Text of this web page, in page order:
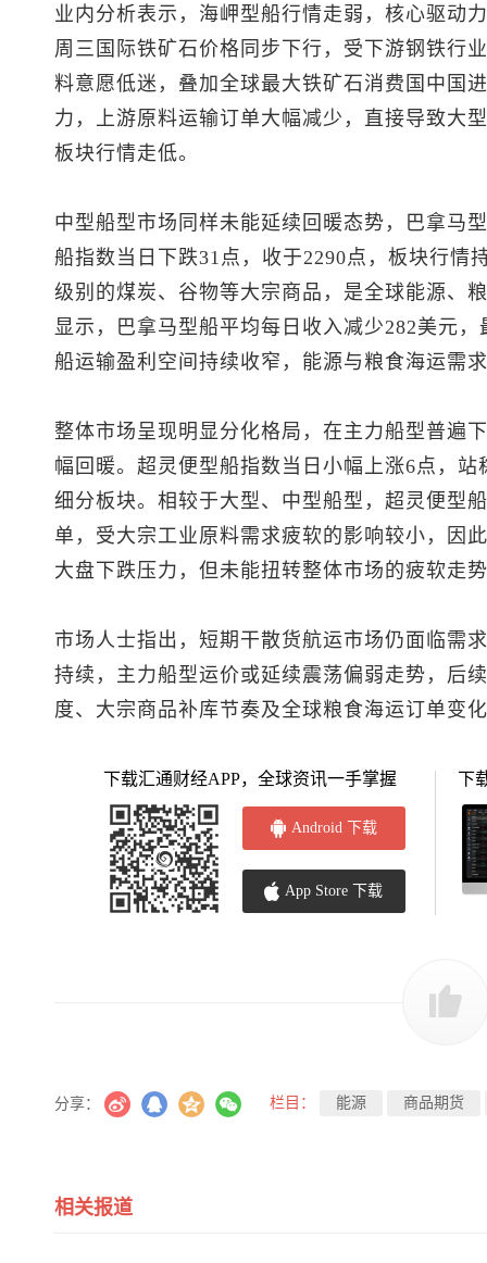
业内分析表示，海岬型船行情走弱，核心驱动
周三国际铁矿石价格同步下行，受下游钢铁行
料意愿低迷，叠加全球最大铁矿石消费国中国
力，上游原料运输订单大幅减少，直接导致大
板块行情走低。
中型船型市场同样未能延续回暖态势，巴拿马
船指数当日下跌31点，收于2290点，板块行情
级别的煤炭、谷物等大宗商品，是全球能源、
显示，巴拿马型船平均每日收入减少282美元
船运输盈利空间持续收窄，能源与粮食海运需
整体市场呈现明显分化格局，在主力船型普遍
幅回暖。超灵便型船指数当日小幅上涨6点，
细分板块。相较于大型、中型船型，超灵便型
单，受大宗工业原料需求疲软的影响较小，因
大盘下跌压力，但未能扭转整体市场的疲软走
市场人士指出，短期干散货航运市场仍面临需
持续，主力船型运价或延续震荡偏弱走势，后
度、大宗商品补库节奏及全球粮食海运订单变
下载汇通财经APP，全球资讯一手掌握
Android 下载
App Store 下载
下
分享： 栏目： 能源 商品期货
相关报道